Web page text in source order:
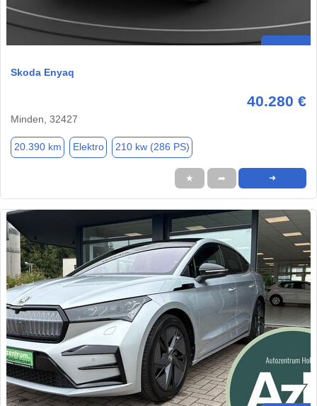
Skoda Enyaq
40.280 €
Minden, 32427
20.390 km Elektro 210 kw (286 PS)
★ ➦ ➜